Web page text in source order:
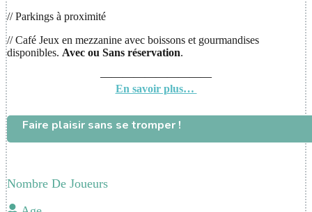
// Parkings à proximité
// Café Jeux en mezzanine avec boissons et gourmandises
disponibles. Avec ou Sans réservation.
——————————
En savoir plus…
Faire plaisir sans se tromper !
Nombre De Joueurs